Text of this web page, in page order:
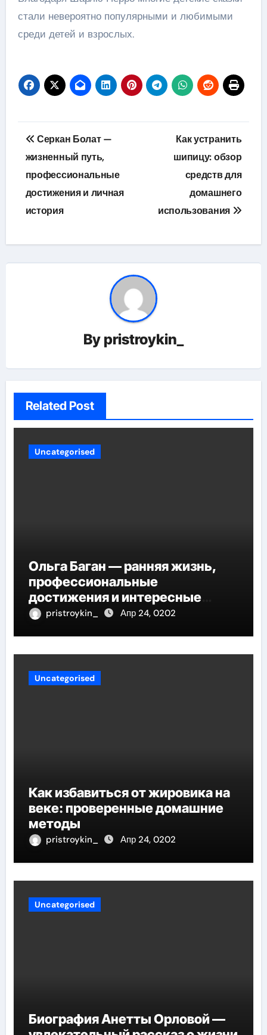
стали невероятно популярными и любимыми
среди детей и взрослых.
Навигация
по
записям
Серкан Болат —
жизненный путь,
профессиональные
достижения и личная
история
Как устранить
шипицу: обзор
средств для
домашнего
использования
By pristroykin_
Related Post
Uncategorised
Ольга Баган — ранняя жизнь,
профессиональные
достижения и интересные
факты
pristroykin_ Апр 24, 0202
Uncategorised
Как избавиться от жировика на
веке: проверенные домашние
методы
pristroykin_ Апр 24, 0202
Uncategorised
Биография Анетты Орловой —